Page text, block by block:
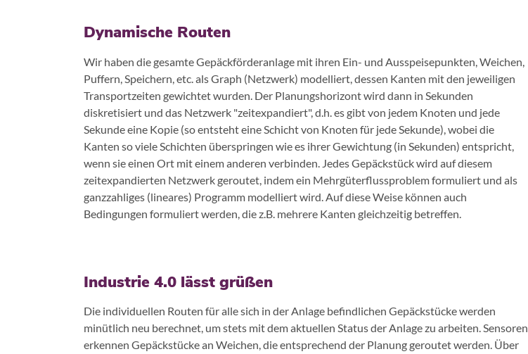
Dynamische Routen
Wir haben die gesamte Gepäckförderanlage mit ihren Ein- und Ausspeisepunkten, Weichen,
Puffern, Speichern, etc. als Graph (Netzwerk) modelliert, dessen Kanten mit den jeweiligen
Transportzeiten gewichtet wurden. Der Planungshorizont wird dann in Sekunden
diskretisiert und das Netzwerk "zeitexpandiert", d.h. es gibt von jedem Knoten und jede
Sekunde eine Kopie (so entsteht eine Schicht von Knoten für jede Sekunde), wobei die
Kanten so viele Schichten überspringen wie es ihrer Gewichtung (in Sekunden) entspricht,
wenn sie einen Ort mit einem anderen verbinden. Jedes Gepäckstück wird auf diesem
zeitexpandierten Netzwerk geroutet, indem ein Mehrgüterflussproblem formuliert und als
ganzzahliges (lineares) Programm modelliert wird. Auf diese Weise können auch
Bedingungen formuliert werden, die z.B. mehrere Kanten gleichzeitig betreffen.
Industrie 4.0 lässt grüßen
Die individuellen Routen für alle sich in der Anlage befindlichen Gepäckstücke werden
minütlich neu berechnet, um stets mit dem aktuellen Status der Anlage zu arbeiten. Sensoren
erkennen Gepäckstücke an Weichen, die entsprechend der Planung geroutet werden. Über